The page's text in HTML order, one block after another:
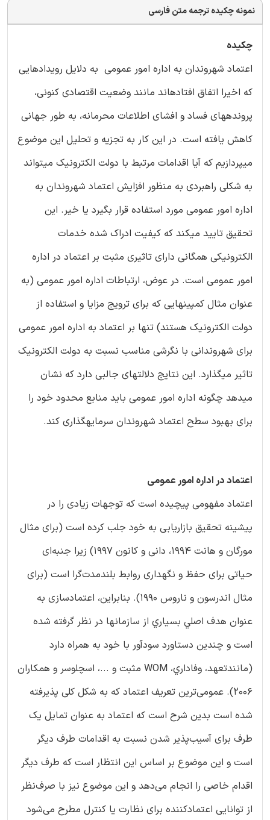
نمونه چکیده ترجمه متن فارسی
چکیده
اعتماد شهروندان به اداره امور عمومی به دلایل رویدادهایی
که اخیرا اتفاق افتادهاند مانند وضعیت اقتصادی کنونی،
پروندههای فساد و افشای اطلاعات محرمانه، به طور جهانی
کاهش یافته است. در این کار به تجزیه و تحلیل این موضوع
میپردازیم که آیا اقدامات مرتبط با دولت الکترونیک میتواند
به شکلی راهبردی به منظور افزایش اعتماد شهروندان به
اداره امور عمومی مورد استفاده قرار بگیرد یا خیر. این
تحقیق تایید میکند که کیفیت ادراک شده خدمات
الکترونیکی همگانی دارای تاثیری مثبت بر اعتماد در اداره
امور عمومی است. در عوض، ارتباطات اداره امور عمومی (به
عنوان مثال کمپینهایی که برای ترویج مزایا و استفاده از
دولت الکترونیک هستند) تنها بر اعتماد به اداره امور عمومی
برای شهروندانی با نگرشی مناسب نسبت به دولت الکترونیک
تاثیر میگذارد. این نتایج دلالتهای جالبی دارد که نشان
میدهد چگونه اداره امور عمومی باید منابع محدود خود را
برای بهبود سطح اعتماد شهروندان سرمایهگذاری کند.
اعتماد در اداره امور عمومی
اعتماد مفهومی پیچیده است که توجهات زیادی را در
پیشینه تحقیق بازاریابی به خود جلب کرده است (برای مثال
مورگان و هانت 1994، دانی و کانون 1997) زیرا جنبه‌ای
حیاتی برای حفظ و نگهداری روابط بلندمدت‌گرا است (برای
مثال اندرسون و ناروس 1990). بنابراین، اعتمادسازی به
عنوان هدف اصلي بسياري از سازمانها در نظر گرفته شده
است و چندین دستاورد سود‌آور با خود به همراه دارد
(مانندتعهد، وفاداري، WOM مثبت و ...، اسچلوسر و همکاران
2006). عمومی‌ترین تعریف اعتماد که به شکل کلی پذیرفته
شده است بدین شرح است که اعتماد به عنوان تمایل یک
طرف برای آسیب‌پذیر شدن نسبت به اقدامات طرف دیگر
است و این موضوع بر اساس این انتظار است که طرف دیگر
اقدام خاصی را انجام می‌دهد و این موضوع نیز با صرف‌نظر
از توانایی اعتماد‌کننده برای نظارت یا کنترل مطرح می‌شود